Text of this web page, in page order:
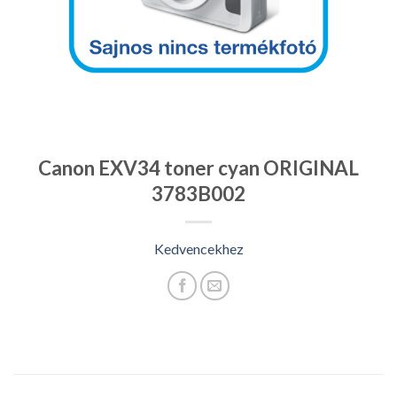
Canon EXV34 toner cyan ORIGINAL
3783B002
Kedvencekhez